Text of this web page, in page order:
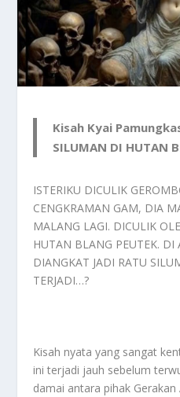
Kisah Kyai
SILUMAN DI HUTAN
ISTERIKU DICULIK
CENGKRAMAN GAM, DIA
MALANG LAGI. DICULIK
HUTAN BLANG PEUTEK.
DIANGKAT JADI RATU
TERJADI…?
Kisah nyata yang sangat
ini terjadi jauh sebelum
damai antara pihak